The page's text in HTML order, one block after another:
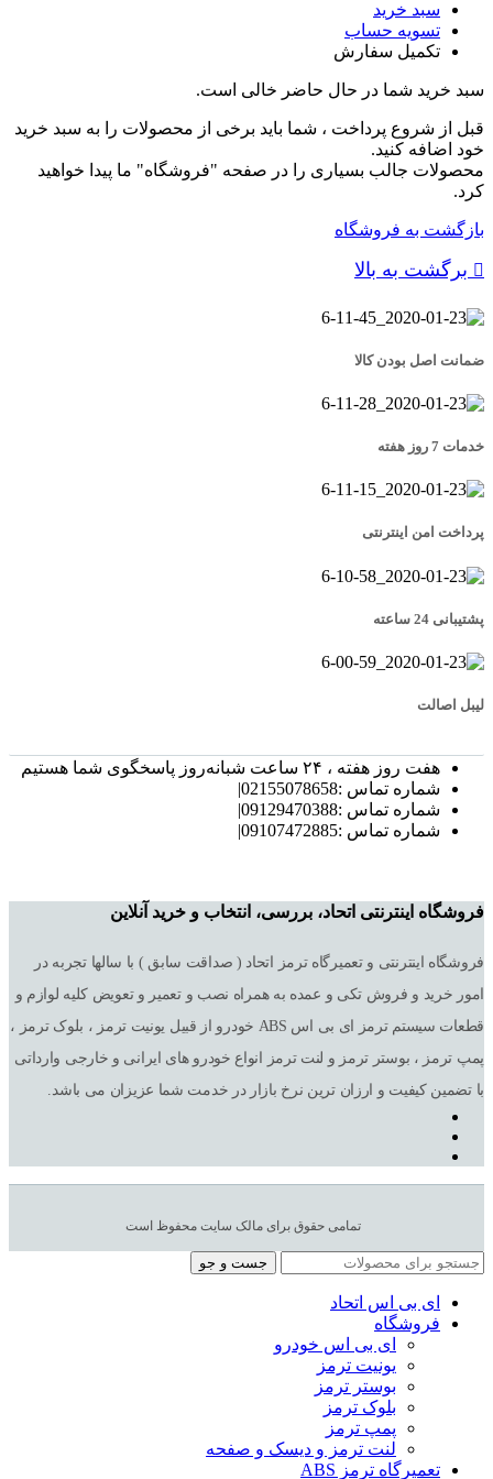
سبد خرید
تسویه حساب
تکمیل سفارش
سبد خرید شما در حال حاضر خالی است.
قبل از شروع پرداخت ، شما باید برخی از محصولات را به سبد خرید
خود اضافه کنید.
محصولات جالب بسیاری را در صفحه "فروشگاه" ما پیدا خواهید
کرد.
بازگشت به فروشگاه
برگشت به بالا
ضمانت اصل بودن کالا
خدمات 7 روز هفته
پرداخت امن اینترنتی
پشتیبانی 24 ساعته
لیبل اصالت
هفت روز هفته ، ۲۴ ساعت شبانه‌روز پاسخگوی شما هستیم
شماره تماس :02155078658|
شماره تماس :09129470388|
شماره تماس :09107472885|
فروشگاه اینترنتی اتحاد، بررسی، انتخاب و خرید آنلاین
فروشگاه اینترنتی و تعمیرگاه ترمز اتحاد ( صداقت سابق ) با سالها تجربه در
امور خرید و فروش تکی و عمده به همراه نصب و تعمیر و تعویض کلیه لوازم و
قطعات سیستم ترمز ای بی اس ABS خودرو از قبیل یونیت ترمز ، بلوک ترمز ،
پمپ ترمز ، بوستر ترمز و لنت ترمز انواع خودرو های ایرانی و خارجی وارداتی
با تضمین کیفیت و ارزان ترین نرخ بازار در خدمت شما عزیزان می باشد.
تمامی حقوق برای مالک سایت محفوظ است
جست و جو
ای بی اس اتحاد
فروشگاه
ای بی اس خودرو
یونیت ترمز
بوستر ترمز
بلوک ترمز
پمپ ترمز
لنت ترمز و دیسک و صفحه
تعمیرگاه ترمز ABS